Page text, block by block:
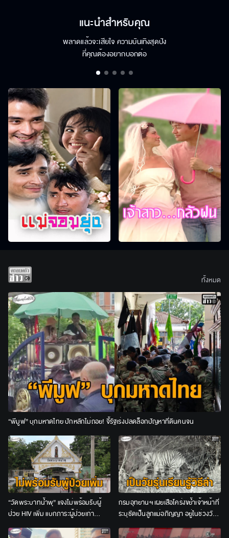
แนะนำสำหรับคุณ
พลาดแล้วจะเสียใจ ความบันเทิงสุดปัง
ที่คุณต้องอยากบอกต่อ
“พีมูฟ” บุกมหาดไทย ปักหลักไม่ถอย! จี้รัฐเร่งปลดล็อกปัญหาที่ดินคนจน
“วัดพระบาทน้ำพุ” แจงไม่พร้อมรับผู้
ป่วย HIV เพิ่ม แบกภาระผู้ป่วยเก่า
จนท.อีกกว่า 200 ชีวิต
กรมอุทยานฯ เผยเสือโคร่งขย้ำเจ้าหน้าที่
ระบุชัดเป็นลูกแม่อภิญญา อยู่ในช่วงวัย
รุ่น ชี้ไม่เข้าข่าย “เสือกินคน”
ทั้งหมด